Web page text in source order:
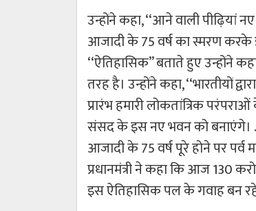
उन्होंने कहा, ‘‘आने वाली
आजादी के 75 वर्ष का स्मरण करके
‘‘ऐतिहासिक’’ बताते हुए
तरह है। उन्होंने कहा, ‘‘भारतीयों
प्रारंभ हमारी लोकतांत्रिक
संसद के इस नए भवन को बनाएंगे।
आजादी के 75 वर्ष पूरे होने पर पर्व
प्रधानमंत्री ने कहा कि आज 130
इस ऐतिहासिक पल के गवाह बन